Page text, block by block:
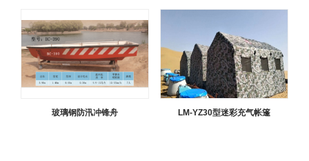
玻璃钢防汛冲锋舟 LM-YZ30型迷彩充气帐篷